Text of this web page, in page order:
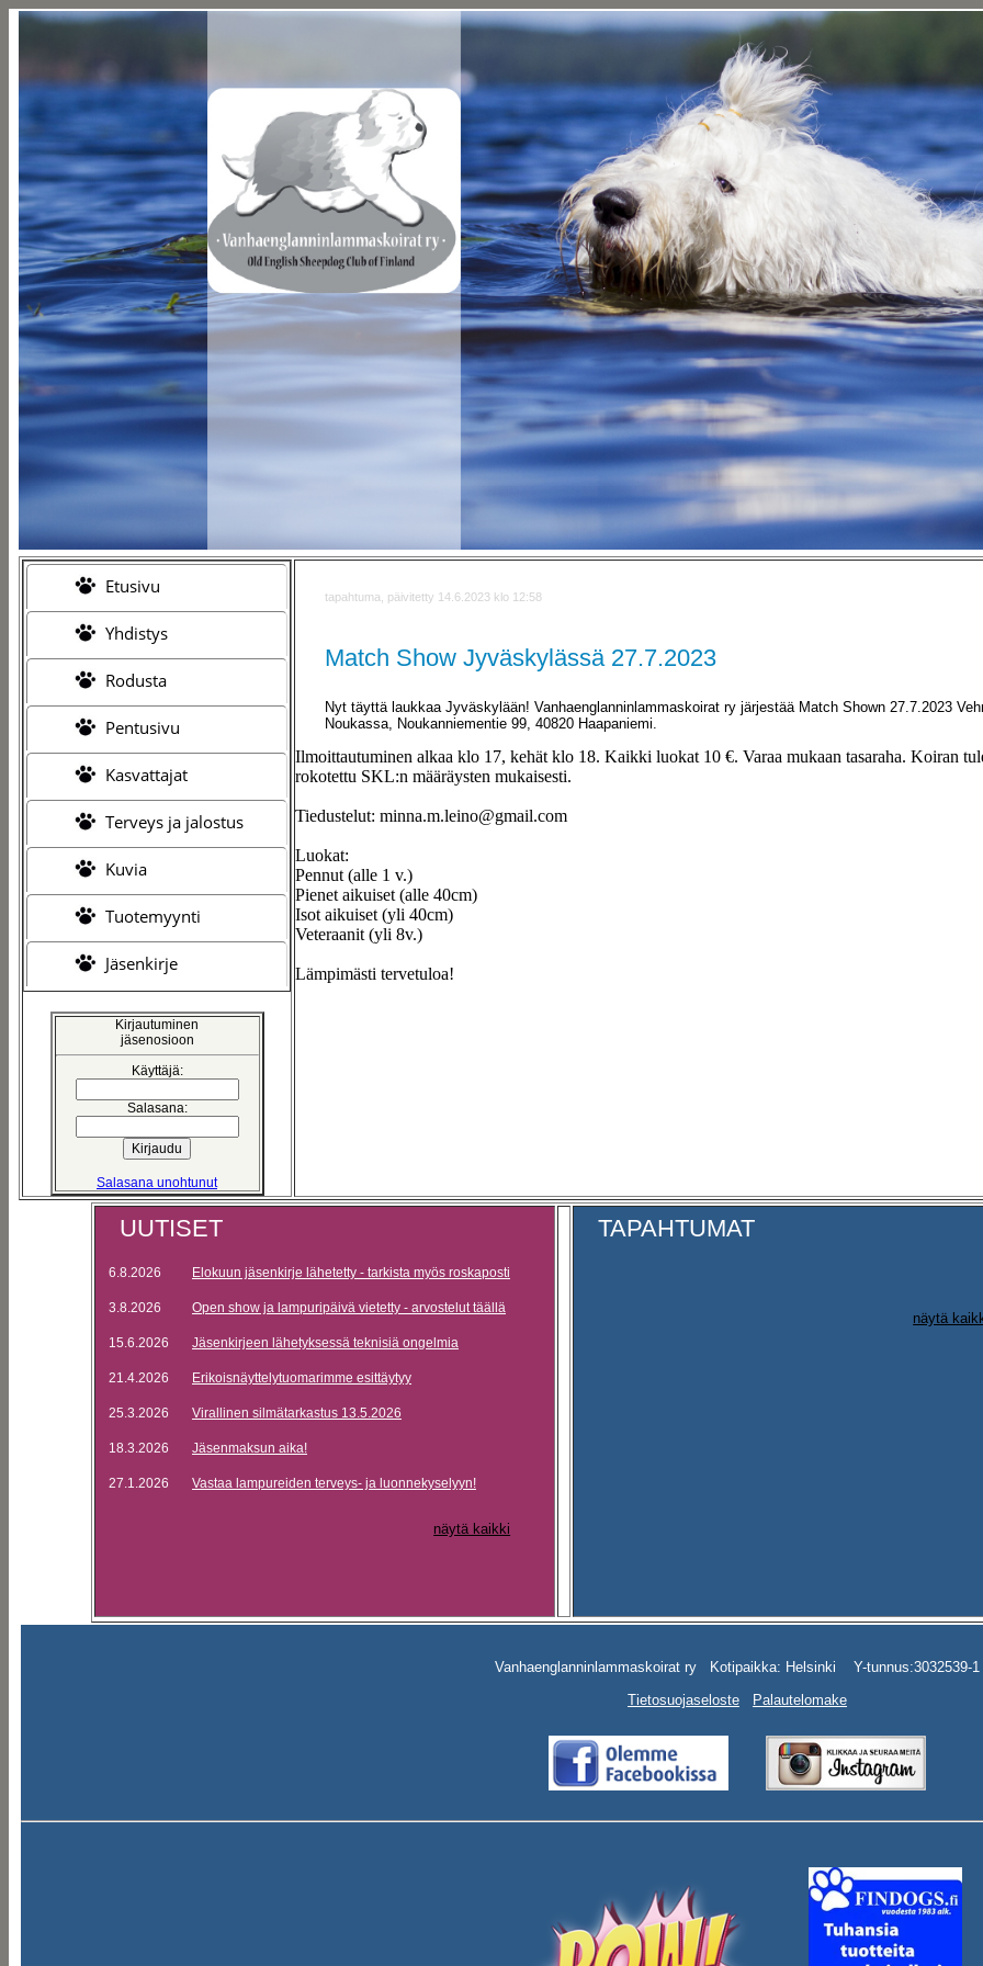
Etusivu
Yhdistys
Rodusta
Pentusivu
Kasvattajat
Terveys ja jalostus
Kuvia
Tuotemyynti
Jäsenkirje
Kirjautuminen
jäsenosioon
Käyttäjä:
Salasana:
Salasana unohtunut
tapahtuma, päivitetty 14.6.2023 klo 12:58
Match Show Jyväskylässä 27.7.2023
Nyt täyttä laukkaa Jyväskylään! Vanhaenglanninlammaskoirat ry järjestää Match Shown 27.7.2023
Noukassa, Noukanniementie 99, 40820 Haapaniemi.
Ilmoittautuminen alkaa klo 17, kehät klo 18. Kaikki luokat 10 €. Varaa mukaan tasaraha. Koiran
rokotettu SKL:n määräysten mukaisesti.
Tiedustelut: minna.m.leino@gmail.com
Luokat:
Pennut (alle 1 v.)
Pienet aikuiset (alle 40cm)
Isot aikuiset (yli 40cm)
Veteraanit (yli 8v.)
Lämpimästi tervetuloa!
UUTISET
6.8.2026 Elokuun jäsenkirje lähetetty - tarkista myös roskaposti
3.8.2026 Open show ja lampuripäivä vietetty - arvostelut täällä
15.6.2026 Jäsenkirjeen lähetyksessä teknisiä ongelmia
21.4.2026 Erikoisnäyttelytuomarimme esittäytyy
25.3.2026 Virallinen silmätarkastus 13.5.2026
18.3.2026 Jäsenmaksun aika!
27.1.2026 Vastaa lampureiden terveys- ja luonnekyselyyn!
näytä kaikki
TAPAHTUMAT
näytä
Vanhaenglanninlammaskoirat ry Kotipaikka: Helsinki Y-tunnus:3032539-1
Tietosuojaseloste
Palautelomake